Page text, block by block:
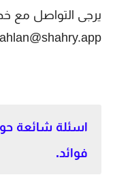
يرجى التواصل مع
ahlan@shahry.app
اسئلة شائعة
فوائد.